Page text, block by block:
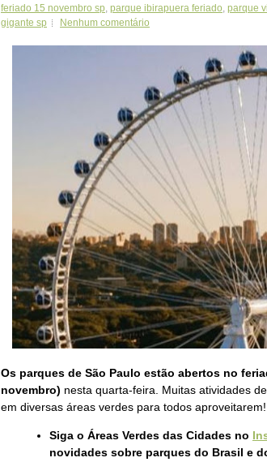
feriado 15 novembro sp, parque ibirapuera feriado, parque
gigante sp
Nenhum comentário
Os parques de São Paulo estão abertos no
novembro) nesta quarta-feira. Muitas atividades
em diversas áreas verdes para todos
Siga o Áreas Verdes das Cidades no
novidades sobre parques do Brasil e